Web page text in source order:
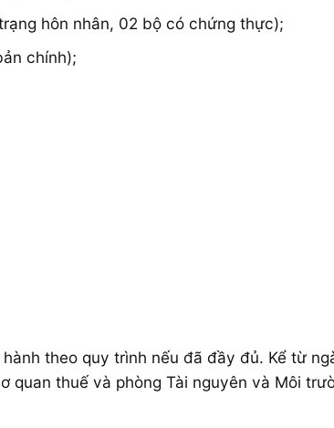
hôn nhân, 02 bộ có chứng thực);
chính);
theo quy trình nếu đã đầy đủ. Kể từ
quan thuế và phòng Tài nguyên và Môi